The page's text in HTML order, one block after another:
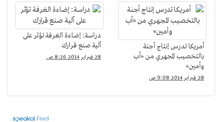
أمريكا تدرس إنتاج أجنة
بالتخصيب المجهري من «أب
وأمين»
28 فبراير 2014 9:08 ص
دراسة: إضاءة الغرفة تؤثر على
آلية صنع قرارك
28 فبراير 2014 8:26 ص